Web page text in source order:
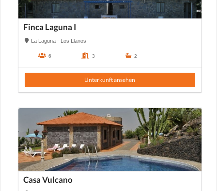
Finca Laguna I
La Laguna - Los Llanos
6 3 2
Unterkunft ansehen
Casa Vulcano